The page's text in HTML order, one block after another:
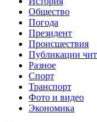
Общество
Погода
Президент
Происшествия
Публикации
Разное
Спорт
Транспорт
Фото и видео
Экономика